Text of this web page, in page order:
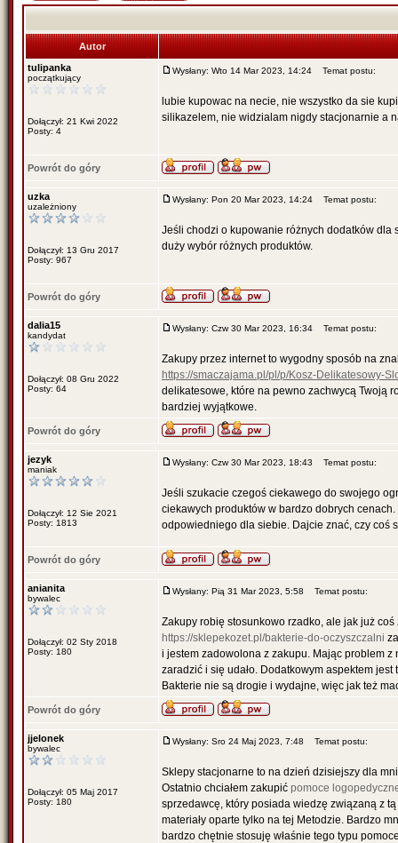
Autor
tulipanka
początkujący
Dołączył: 21 Kwi 2022
Posty: 4
Wysłany: Wto 14 Mar 2023, 14:24 Temat postu:
lubie kupowac na necie, nie wszystko da sie
silikazelem, nie widzialam nigdy stacjonarnie a
Powrót do góry
uzka
uzależniony
Dołączył: 13 Gru 2017
Posty: 967
Wysłany: Pon 20 Mar 2023, 14:24 Temat postu:
Jeśli chodzi o kupowanie różnych dodatków dla
duży wybór różnych produktów.
Powrót do góry
dalia15
kandydat
Dołączył: 08 Gru 2022
Posty: 64
Wysłany: Czw 30 Mar 2023, 16:34 Temat postu:
Zakupy przez internet to wygodny sposób na
https://smaczajama.pl/pl/p/Kosz-Delikatesowy-
delikatesowe, które na pewno zachwycą Twoją
bardziej wyjątkowe.
Powrót do góry
jezyk
maniak
Dołączył: 12 Sie 2021
Posty: 1813
Wysłany: Czw 30 Mar 2023, 18:43 Temat postu:
Jeśli szukacie czegoś ciekawego do swojego
ciekawych produktów w bardzo dobrych
odpowiedniego dla siebie. Dajcie znać, czy coś
Powrót do góry
anianita
bywalec
Dołączył: 02 Sty 2018
Posty: 180
Wysłany: Pią 31 Mar 2023, 5:58 Temat postu:
Zakupy robię stosunkowo rzadko, ale jak już
https://sklepekozet.pl/bakterie-do-oczyszczalni
i jestem zadowolona z zakupu. Mając problem
zaradzić i się udało. Dodatkowym aspektem
Bakterie nie są drogie i wydajne, więc jak też
Powrót do góry
jjelonek
bywalec
Dołączył: 05 Maj 2017
Posty: 180
Wysłany: Sro 24 Maj 2023, 7:48 Temat postu:
Sklepy stacjonarne to na dzień dzisiejszy dla
Ostatnio chciałem zakupić pomoce
sprzedawcę, który posiada wiedzę związaną z
materiały oparte tylko na tej Metodzie. Bardzo
bardzo chętnie stosuję właśnie tego typu